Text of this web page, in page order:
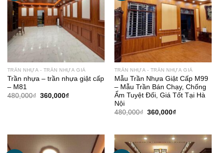
TRẦN NHỰA - TRẦN NHỰA GIẢ
Trần nhựa – trần nhựa giật cấp
– M81
480,000₫ Giá
360,000₫Giá
TRẦN NHỰA - TRẦN NHỰA GIẢ
Mẫu Trần Nhựa Giật Cấp M99
– Mẫu Trần Bán Chạy, Chống
Ẩm Tuyệt Đối, Giá Tốt Tại Hà
Nội
480,000₫ Giá
360,000₫Giá
360,000₫.